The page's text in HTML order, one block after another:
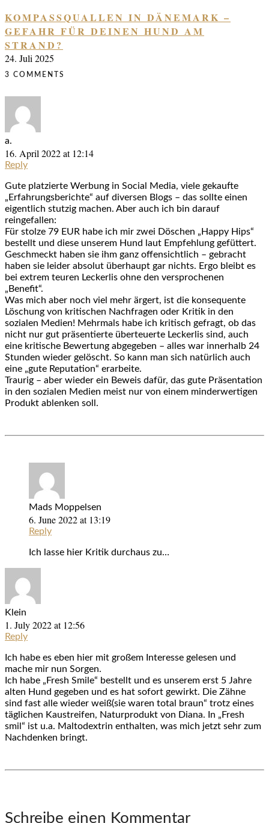
KOMPASSQUALLEN IN DÄNEMARK –
GEFAHR FÜR DEINEN HUND AM
STRAND?
24. Juli 2025
3 COMMENTS
a.
16. April 2022 at 12:14
Reply
Gute platzierte Werbung in Social Media, viele gekaufte
„Erfahrungsberichte“ auf diversen Blogs – das sollte einen
eigentlich stutzig machen. Aber auch ich bin darauf
reingefallen:
Für stolze 79 EUR habe ich mir zwei Döschen „Happy Hips“
bestellt und diese unserem Hund laut Empfehlung gefüttert.
Geschmeckt haben sie ihm ganz offensichtlich – gebracht
haben sie leider absolut überhaupt gar nichts. Ergo bleibt es
bei extrem teuren Leckerlis ohne den versprochenen
„Benefit“.
Was mich aber noch viel mehr ärgert, ist die konsequente
Löschung von kritischen Nachfragen oder Kritik in den
sozialen Medien! Mehrmals habe ich kritisch gefragt, ob das
nicht nur gut präsentierte überteuerte Leckerlis sind, auch
eine kritische Bewertung abgegeben – alles war innerhalb 24
Stunden wieder gelöscht. So kann man sich natürlich auch
eine „gute Reputation“ erarbeite.
Traurig – aber wieder ein Beweis dafür, das gute Präsentation
in den sozialen Medien meist nur von einem minderwertigen
Produkt ablenken soll.
Mads Moppelsen
6. June 2022 at 13:19
Reply
Ich lasse hier Kritik durchaus zu…
Klein
1. July 2022 at 12:56
Reply
Ich habe es eben hier mit großem Interesse gelesen und
mache mir nun Sorgen.
Ich habe „Fresh Smile“ bestellt und es unserem erst 5 Jahre
alten Hund gegeben und es hat sofort gewirkt. Die Zähne
sind fast alle wieder weiß(sie waren total braun“ trotz eines
täglichen Kaustreifen, Naturprodukt von Diana. In „Fresh
smil“ ist u.a. Maltodextrin enthalten, was mich jetzt sehr zum
Nachdenken bringt.
Schreibe einen Kommentar